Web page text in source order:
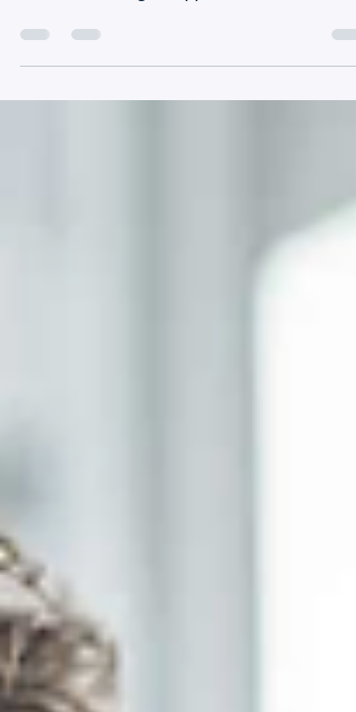
deze eenvoudige stappen.